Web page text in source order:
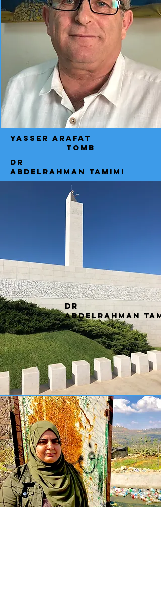
dr
abdelrahman
yasser arafat
tomb
dr
abdelrahman tamimi